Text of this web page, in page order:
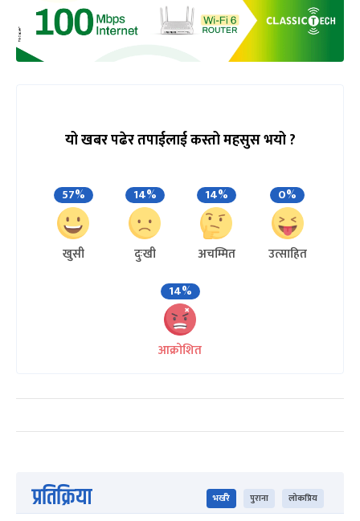
यो खबर पढेर तपाईलाई कस्तो महसुस भयो ?
57%
खुसी
14%
दुःखी
14%
अचम्मित
0%
उत्साहित
14%
आक्रोशित
प्रतिक्रिया भर्खरै पुराना लोकप्रिय